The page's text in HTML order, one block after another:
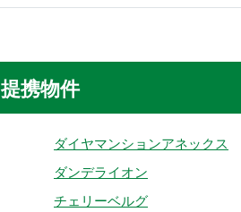
提携物件
ダイヤマンションアネックス
ダンデライオン
チェリーベルグ